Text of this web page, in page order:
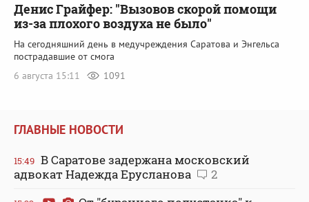
Денис Грайфер: "Вызовов скорой помощи
из-за плохого воздуха не было"
На сегодняшний день в медучреждения Саратова и Энгельса
пострадавшие от смога
6 августа 15:11
1091
ГЛАВНЫЕ НОВОСТИ
15:49 В Саратове задержана московский
адвокат Надежда Ерусланова
2